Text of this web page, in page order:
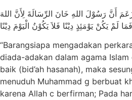
أَنَّ رَسُوْلَ اللهِ ‬خَانَ ‬الرِّسَالَةَ لِأَنَّ ‬اللهَ
“Barangsiapa mengadakan
diada-adakan dalam agama
baik (bid’ah hasanah), maka
menuduh Muhammad g berbuat
karena Allah c berfirman; Pada